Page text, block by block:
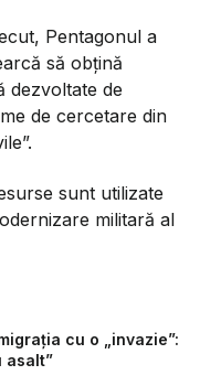
Pentagonul a
să obțină
dezvoltate de
de cercetare din
sunt utilizate
militară al
cu o „invazie”:
asalt”